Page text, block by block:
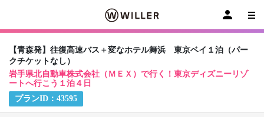
【青森発】往復高速バス＋変なホテル舞浜 東京ベイ１泊（パー
クチケットなし）
岩手県北自動車株式会社（ＭＥＸ）で行く！東京ディズニーリゾ
ートへ行こう１泊４日
プランID： 43595